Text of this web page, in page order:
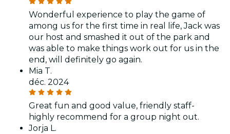
Wonderful experience to play the game of
among us for the first time in real life, Jack was
our host and smashed it out of the park and
was able to make things work out for us in the
end, will definitely go again.
Mia T.
déc. 2024
Great fun and good value, friendly staff-
highly recommend for a group night out.
Jorja L.